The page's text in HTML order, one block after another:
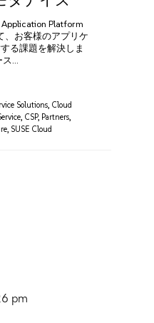
Platform
、お客様のアプリケ
る課題を解決しま
ス…
Solutions, Cloud
, CSP, Partners,
, SUSE Cloud
pm